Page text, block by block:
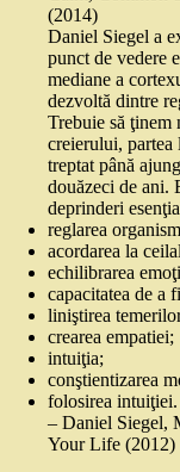
(2014)
Daniel Siegel a
punct de vedere
mediane a
dezvoltă dintre
Trebuie să ţinem
creierului, partea
treptat până
douăzeci de ani.
deprinderi
reglarea
acordarea la
echilibrarea
capacitatea de a
liniştirea
crearea empatiei;
intuiţia;
conştientizarea
folosirea intuiţiei.
– Daniel Siegel,
Your Life (2012)